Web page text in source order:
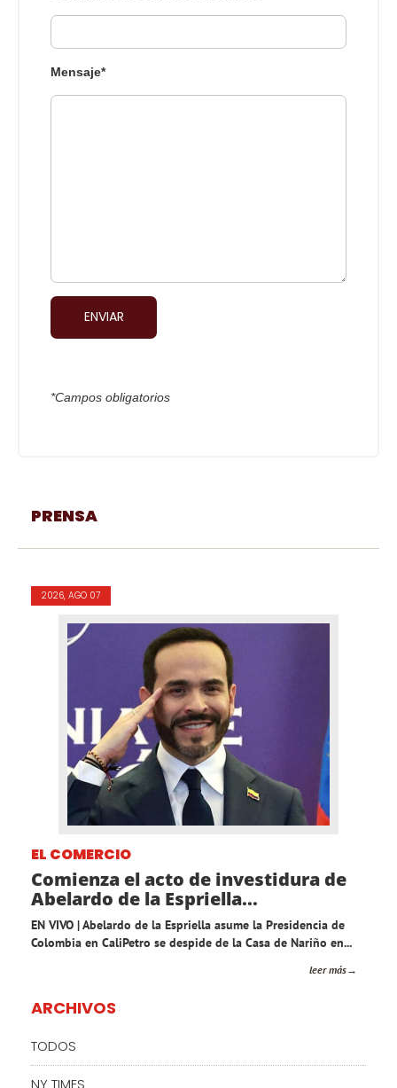
Mensaje*
*Campos obligatorios
PRENSA
2026, AGO 07
EL COMERCIO
Comienza el acto de investidura de
Abelardo de la Espriella...
EN VIVO | Abelardo de la Espriella asume la Presidencia de
Colombia en CaliPetro se despide de la Casa de Nariño en...
leer más
ARCHIVOS
TODOS
NY TIMES